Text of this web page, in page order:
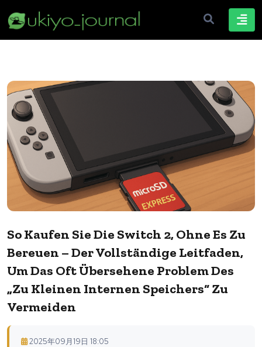
So Kaufen Sie Die Switch 2, Ohne Es Zu
Bereuen – Der Vollständige Leitfaden,
Um Das Oft Übersehene Problem Des
„zu Kleinen Internen Speichers“ Zu
Vermeiden
2025年09月19日 18:05